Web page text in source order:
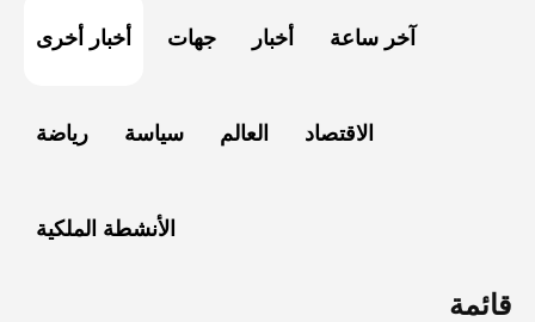
أخبار أخرى جهات أخبار آخر ساعة
رياضة سياسة العالم الاقتصاد
الأنشطة الملكية
قائمة